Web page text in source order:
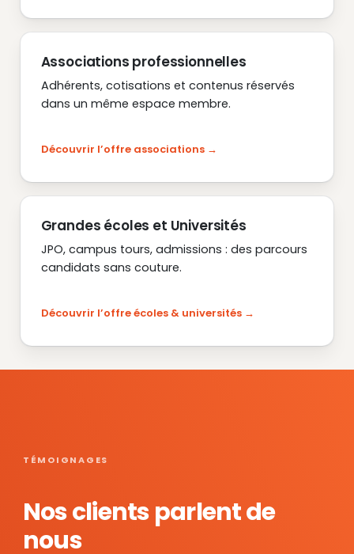
Associations professionnelles
Adhérents, cotisations et contenus réservés
dans un même espace membre.
Découvrir l’offre associations
Grandes écoles et Universités
JPO, campus tours, admissions : des parcours
candidats sans couture.
Découvrir l’offre écoles & universités
TÉMOIGNAGES
Nos clients parlent de
nous